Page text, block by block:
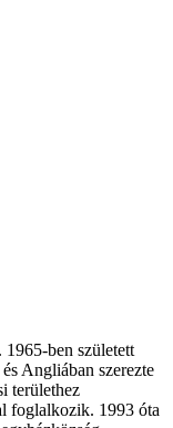
1965-ben született
Angliában szerezte
területhez
foglalkozik. 1993 óta